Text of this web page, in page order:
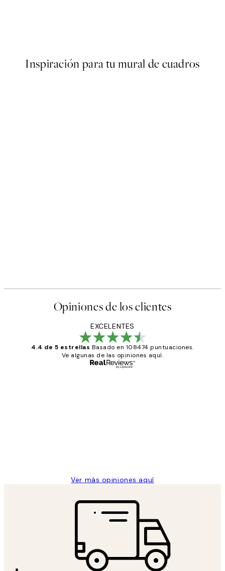
Inspiración para tu mural de cuadros
Opiniones de los clientes
EXCELENTES
4.4 de 5 estrellas Basado en 108474 puntuaciones.
Ve algunas de las opiniones aquí.
Ver más opiniones aquí